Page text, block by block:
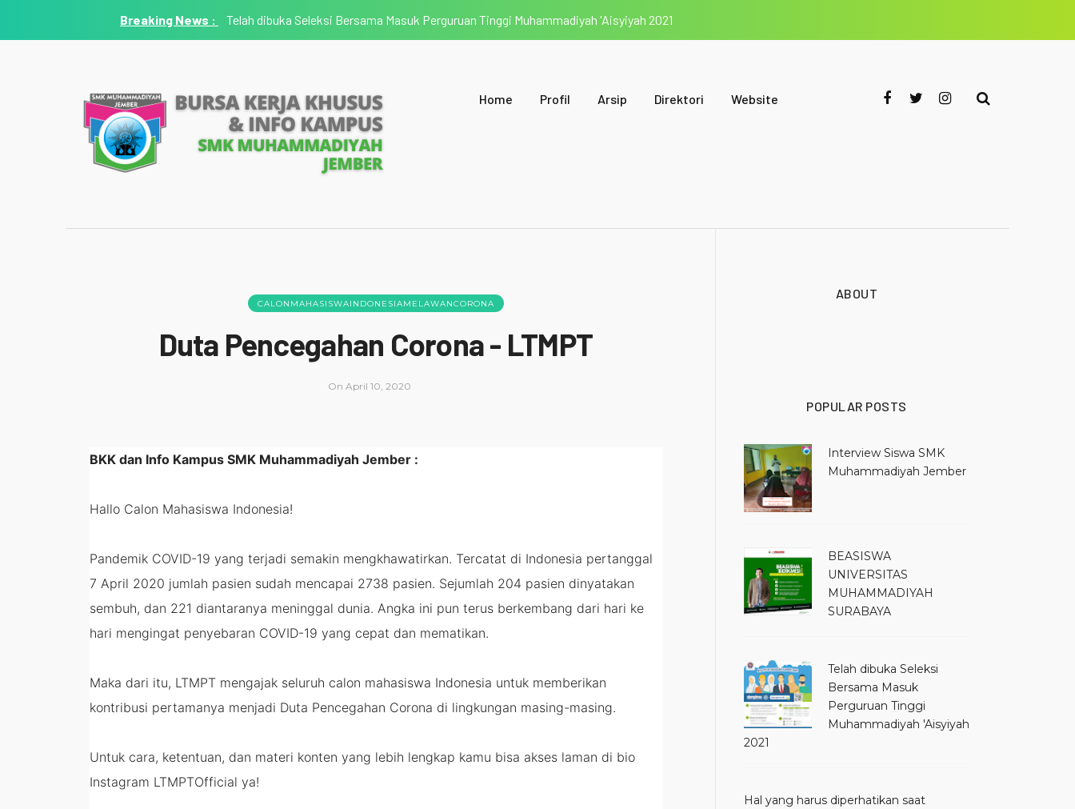
Telah dibuka Seleksi Bersama Masuk Perguruan Tinggi Muhammadiyah 'Aisyiyah 2021
Home Profil Arsip Direktori Website
CALONMAHASISWAINDONESIAMELAWANCORONA
Duta Pencegahan Corona - LTMPT
On April 10, 2020
BKK dan Info Kampus SMK Muhammadiyah Jember :
Hallo Calon Mahasiswa Indonesia!
Pandemik COVID-19 yang terjadi semakin mengkhawatirkan. Tercatat di Indonesia pertanggal
7 April 2020 jumlah pasien sudah mencapai 2738 pasien. Sejumlah 204 pasien dinyatakan
sembuh, dan 221 diantaranya meninggal dunia. Angka ini pun terus berkembang dari hari ke
hari mengingat penyebaran COVID-19 yang cepat dan mematikan.
Maka dari itu, LTMPT mengajak seluruh calon mahasiswa Indonesia untuk memberikan
kontribusi pertamanya menjadi Duta Pencegahan Corona di lingkungan masing-masing.
Untuk cara, ketentuan, dan materi konten yang lebih lengkap kamu bisa akses laman di bio
Instagram LTMPTOfficial ya!
ABOUT
POPULAR POSTS
Interview Siswa SMK
Muhammadiyah Jember
BEASISWA
UNIVERSITAS
MUHAMMADIYAH
SURABAYA
Telah dibuka Seleksi
Bersama Masuk
Perguruan Tinggi
Muhammadiyah 'Aisyiyah
2021
Hal yang harus diperhatikan saat